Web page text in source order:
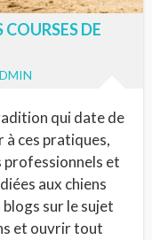
COURSES DE
qui date de
à ces pratiques,
professionnels et
aux chiens
sur le sujet
et ouvrir tout